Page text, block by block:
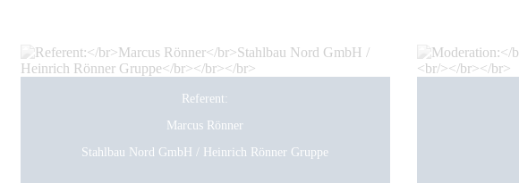
Referent:
Marcus Rönner
Stahlbau Nord GmbH / Heinrich Rönner Gruppe